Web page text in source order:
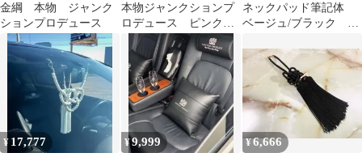
金綱 本物 ジャンク
ションプロデュース
本物ジャンクションプ
ロデュース ピンク扇
ネックパッド筆記体
ベージュ/ブラック 本
デュース
¥ 17,777 ¥9,999 ¥6,666